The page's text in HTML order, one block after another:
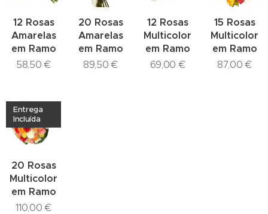
12 Rosas
Amarelas
em Ramo
58,50 €
20 Rosas
Amarelas
em Ramo
89,50 €
12 Rosas
Multicolor
em Ramo
69,00 €
15 Rosas
Multicolor
em Ramo
87,00 €
20 Rosas
Multicolor
em Ramo
Entrega
Incluída
110,00 €